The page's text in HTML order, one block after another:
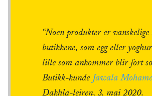
“Noen produkter er
butikkene, som egg eller
lille som ankommer blir fort
Butikk-kunde Jawala
Dakhla-leiren, 3. mai 2020.